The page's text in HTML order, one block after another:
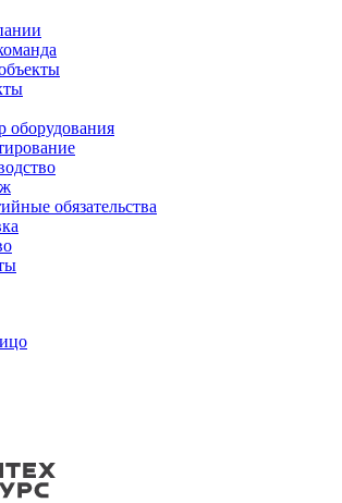
оборудования
обязательства